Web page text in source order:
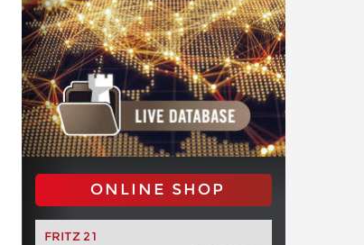
ONLINE SHOP
FRITZ 21